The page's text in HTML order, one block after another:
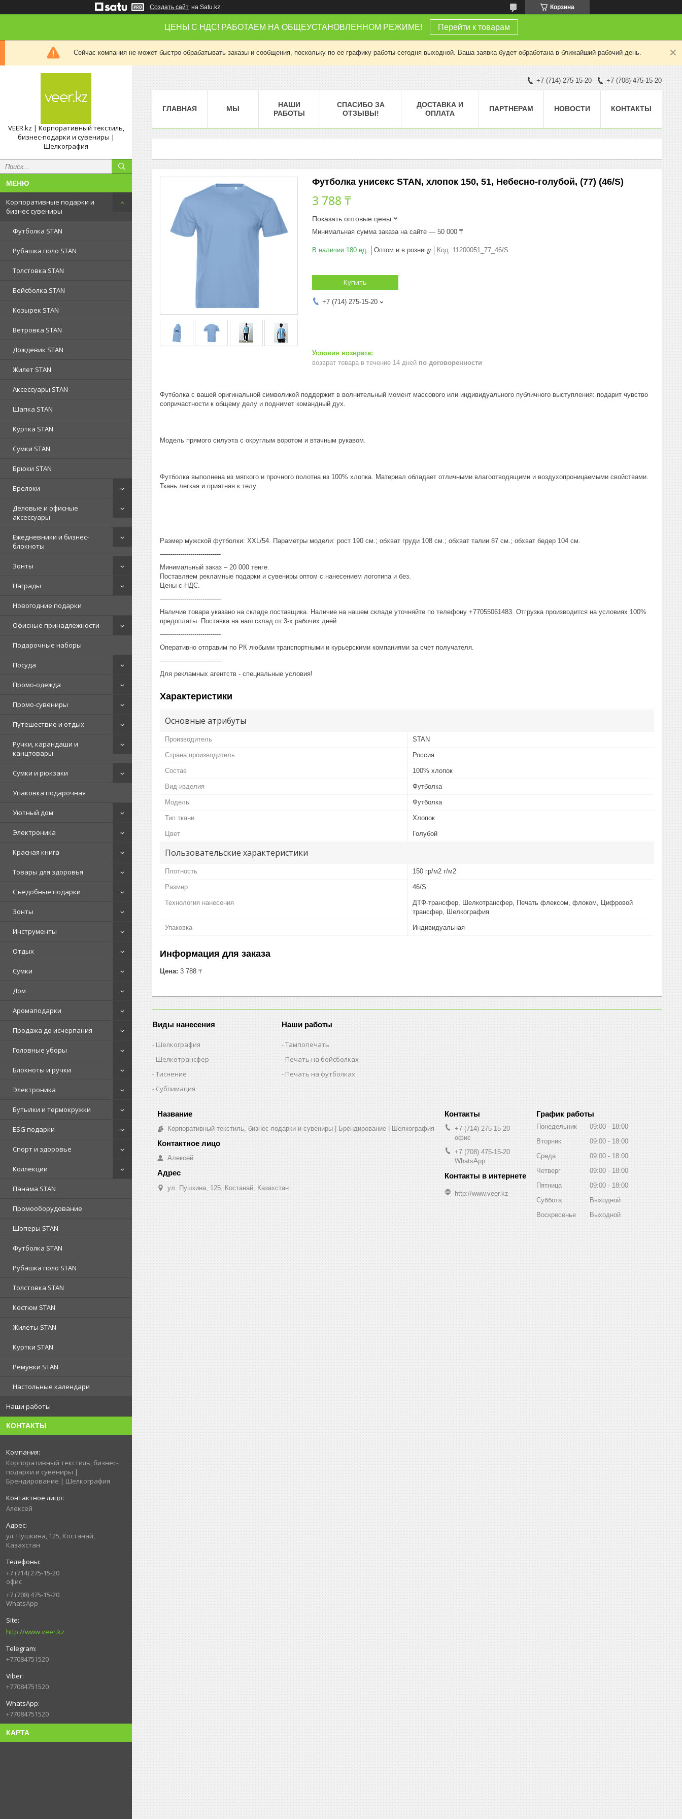
Создать сайт на Satu.kz Корзина
ЦЕНЫ С НДС! РАБОТАЕМ НА ОБЩЕУСТАНОВЛЕННОМ РЕЖИМЕ! Перейти к товарам
Сейчас компания не может быстро обрабатывать заказы и сообщения, поскольку по ее графику работы сегодня выходной. Ваша заявка будет обработана в ближайший рабочий день.
VEER.kz | Корпоративный текстиль,
бизнес-подарки и сувениры |
Шелкография
Корпоративные подарки и
бизнес сувениры
Футболка STAN
Рубашка поло STAN
Толстовка STAN
Бейсболка STAN
Козырек STAN
Ветровка STAN
Дождевик STAN
Жилет STAN
Аксессуары STAN
Шапка STAN
Куртка STAN
Сумки STAN
Брюки STAN
Брелоки
Деловые и офисные
аксессуары
Ежедневники и бизнес-
блокноты
Зонты
Награды
Новогодние подарки
Офисные принадлежности
Подарочные наборы
Посуда
Промо-одежда
Промо-сувениры
Путешествие и отдых
Ручки, карандаши и
канцтовары
Сумки и рюкзаки
Упаковка подарочная
Уютный дом
Электроника
Красная книга
Товары для здоровья
Съедобные подарки
Зонты
Инструменты
Отдых
Сумки
Дом
Аромаподарки
Продажа до исчерпания
Головные уборы
Блокноты и ручки
Электроника
Бутылки и термокружки
ESG подарки
Спорт и здоровье
Коллекции
Панама STAN
Промооборудование
Шоперы STAN
Футболка STAN
Рубашка поло STAN
Толстовка STAN
Костюм STAN
Жилеты STAN
Куртки STAN
Ремувки STAN
Настольные календари
Наши работы
КОНТАКТЫ
Корпоративный текстиль, бизнес-
подарки и сувениры |
Брендирование | Шелкография
Алексей
ул. Пушкина, 125, Костанай,
Казахстан
+7 (714) 275-15-20
офис
+7 (708) 475-15-20
WhatsApp
http://www.veer.kz
+77084751520
+77084751520
+77084751520
КАРТА
+7 (714) 275-15-20 +7 (708) 475-15-20
ГЛАВНАЯ МЫ
НАШИ
РАБОТЫ
СПАСИБО ЗА
ОТЗЫВЫ!
ДОСТАВКА И
ОПЛАТА
ПАРТНЕРАМ НОВОСТИ КОНТАКТЫ
Футболка унисекс STAN, хлопок 150, 51, Небесно-голубой, (77) (46/S)
3 788 ₸
Показать оптовые цены
Минимальная сумма заказа на сайте — 50 000 ₸
В наличии 180 ед. Оптом и в розницу Код: 11200051_77_46/S
Купить
+7 (714) 275-15-20
возврат товара в течение 14 дней по договоренности
Футболка с вашей оригинальной символикой поддержит в волнительный момент массового или индивидуального публичного выступления: подарит чувство
сопричастности к общему делу и поднимет командный дух.
Модель прямого силуэта с округлым воротом и втачным рукавом.
Футболка выполнена из мягкого и прочного полотна из 100% хлопка. Материал обладает отличными влагоотводящими и воздухопроницаемыми свойствами.
Ткань легкая и приятная к телу.
Размер мужской футболки: XXL/54. Параметры модели: рост 190 см.; обхват груди 108 см.; обхват талии 87 см.; обхват бедер 104 см.
------------------------------
Минимальный заказ – 20 000 тенге.
Поставляем рекламные подарки и сувениры оптом с нанесением логотипа и без.
Цены с НДС.
------------------------------
Наличие товара указано на складе поставщика. Наличие на нашем складе уточняйте по телефону +77055061483. Отгрузка производится на условиях 100%
предоплаты. Поставка на наш склад от 3-x рабочих дней
------------------------------
Оперативно отправим по РК любыми транспортными и курьерскими компаниями за счет получателя.
------------------------------
Для рекламных агентств - специальные условия!
Характеристики
Основные атрибуты
Производитель STAN
Страна производитель Россия
Состав 100% хлопок
Вид изделия Футболка
Мoдель Футболка
Тип ткани Хлопок
Цвет Голубой
Пользовательские характеристики
Плотность 150 гр/м2 г/м2
Размер 46/S
Технология нанесения
ДТФ-трансфер, Шелкотрансфер, Печать флексом, флоком, Цифровой
трансфер, Шелкография
Упаковка Индивидуальная
Информация для заказа
Цена: 3 788 ₸
Виды нанесения
Шелкография
Шелкотрансфер
Тиснение
Сублимация
Наши работы
Тампопечать
Печать на бейсболках
Печать на футболках
Корпоративный текстиль, бизнес-подарки и сувениры | Брендирование | Шелкография
Алексей
ул. Пушкина, 125, Костанай, Казахстан
+7 (714) 275-15-20
офис
+7 (708) 475-15-20
WhatsApp
http://www.veer.kz
График работы
Понедельник 09:00
18:00
Вторник
09:00
18:00
Среда
09:00
18:00
Четверг
09:00
18:00
Пятница
09:00
18:00
Суббота
Выходной
Воскресенье
Выходной